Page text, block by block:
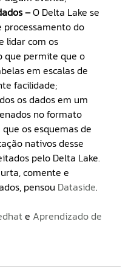
– O Delta Lake se
do
lidar com os
que permite que o
em escalas de
facilidade;
os dados em um
no formato
os esquemas de
nativos desse
pelo Delta Lake.
comente e
pensou Dataside.
e Aprendizado de